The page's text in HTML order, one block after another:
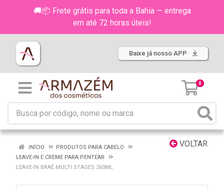
🚚📦 Frete grátis para toda a Bahia — entrega
em até 72 horas úteis!
Baixe já nosso APP
0
VOLTAR
INÍCIO
PRODUTOS PARA CABELO
LEAVE-IN E CREME PARA PENTEAR
LEAVE-IN BRAÉ MULTI STAGES 260ML